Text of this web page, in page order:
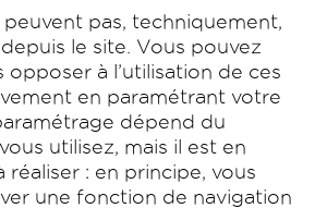
peuvent pas, techniquement,
le site. Vous pouvez
opposer à l’utilisation de ces
en paramétrant votre
dépend du
utilisez, mais il est en
réaliser : en principe, vous
une fonction de navigation